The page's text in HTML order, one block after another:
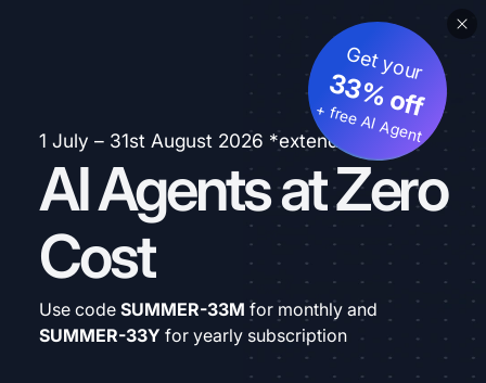
1 July – 31st August 2026 *extended
AI Agents at Zero
Cost
Get your
33% off
+ free AI Agent
Use code SUMMER-33M for monthly and
SUMMER-33Y for yearly subscription